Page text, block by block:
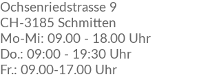
Ochsenriedstrasse 9
CH-3185 Schmitten
Mo-Mi: 09.00 - 18.00 Uhr
Do.: 09:00 - 19:30 Uhr
Fr.: 09.00-17.00 Uhr